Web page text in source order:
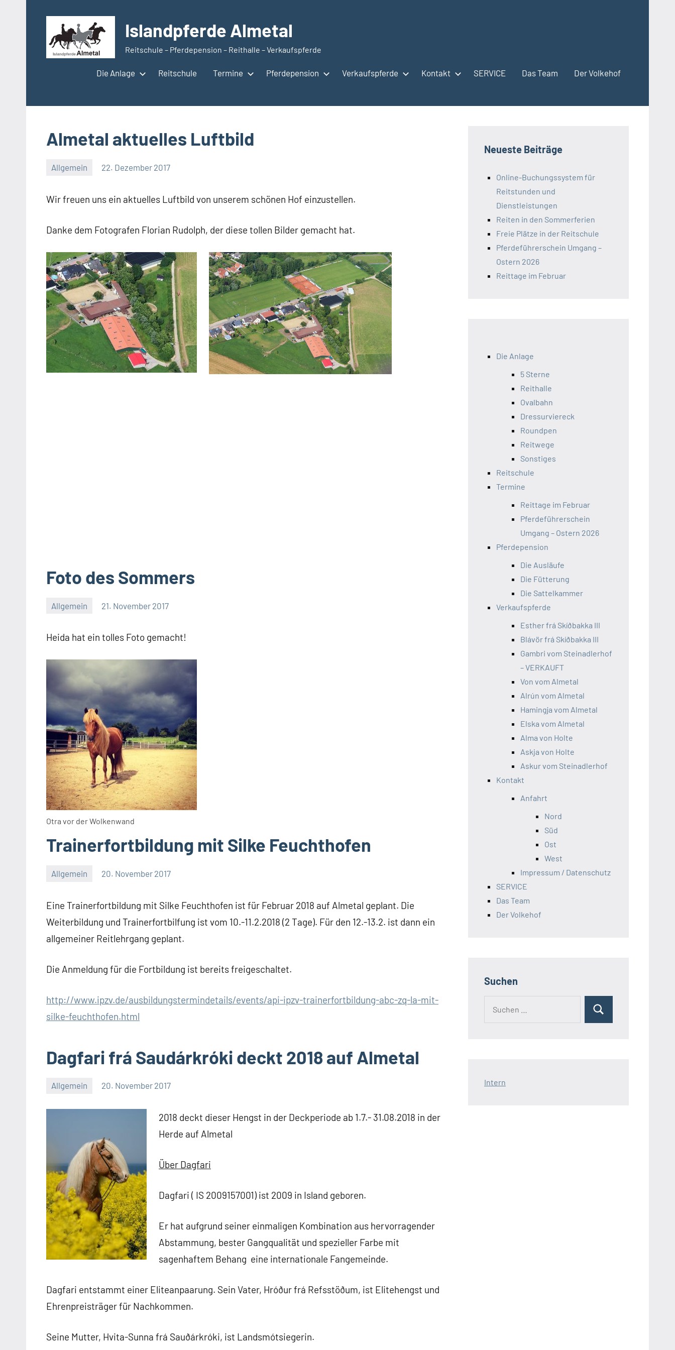
springen
Islandpferde Almetal
Reitschule – Pferdepension – Reithalle – Verkaufspferde
Die Anlage Reitschule Termine Pferdepension Verkaufspferde Kontakt SERVICE Das Team Der Volkehof
Almetal aktuelles Luftbild
Allgemein 22. Dezember 2017
Regina
Wir freuen uns ein aktuelles Luftbild von unserem schönen Hof einzustellen.
Danke dem Fotografen Florian Rudolph, der diese tollen Bilder gemacht hat.
Foto des Sommers
Allgemein 21. November 2017
Regina
Heida hat ein tolles Foto gemacht!
Otra vor der Wolkenwand
Trainerfortbildung mit Silke Feuchthofen
Allgemein 20. November 2017
Regina
Eine Trainerfortbildung mit Silke Feuchthofen ist für Februar 2018 auf Almetal geplant. Die
Weiterbildung und Trainerfortbilfung ist vom 10.-11.2.2018 (2 Tage). Für den 12.-13.2. ist dann ein
allgemeiner Reitlehrgang geplant.
Die Anmeldung für die Fortbildung ist bereits freigeschaltet.
http://www.ipzv.de/ausbildungstermindetails/events/api-ipzv-trainerfortbildung-abc-zq-la-mit-
silke-feuchthofen.html
Dagfari frá Saudárkróki deckt 2018 auf Almetal
Allgemein 20. November 2017
Regina
Eckert
2018 deckt dieser Hengst in der Deckperiode ab 1.7.- 31.08.2018 in der
Herde auf Almetal
Über Dagfari
Dagfari ( IS 2009157001) ist 2009 in Island geboren.
Er hat aufgrund seiner einmaligen Kombination aus hervorragender
Abstammung, bester Gangqualität und spezieller Farbe mit
sagenhaftem Behang eine internationale Fangemeinde.
Dagfari entstammt einer Eliteanpaarung. Sein Vater, Hróður frá Refsstöðum, ist Elitehengst und
Ehrenpreisträger für Nachkommen.
Seine Mutter, Hvita-Sunna frá Sauðárkróki, ist Landsmótsiegerin.
Neueste Beiträge
Online-Buchungssystem für
Reitstunden und
Dienstleistungen
Reiten in den Sommerferien
Freie Plätze in der Reitschule
Pferdeführerschein Umgang –
Ostern 2026
Reittage im Februar
Die Anlage
5 Sterne
Reithalle
Ovalbahn
Dressurviereck
Roundpen
Reitwege
Sonstiges
Reitschule
Termine
Reittage im Februar
Pferdeführerschein
Umgang – Ostern 2026
Pferdepension
Die Ausläufe
Die Fütterung
Die Sattelkammer
Verkaufspferde
Esther frá Skíðbakka III
Blávör frá Skíðbakka III
Gambri vom Steinadlerhof
– VERKAUFT
Von vom Almetal
Alrún vom Almetal
Hamingja vom Almetal
Elska vom Almetal
Alma von Holte
Askja von Holte
Askur vom Steinadlerhof
Kontakt
Anfahrt
Nord
Süd
Ost
West
Impressum / Datenschutz
SERVICE
Das Team
Der Volkehof
Suchen
Intern